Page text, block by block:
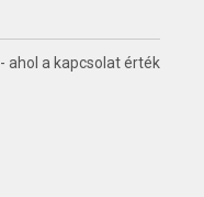
- ahol a kapcsolat érték